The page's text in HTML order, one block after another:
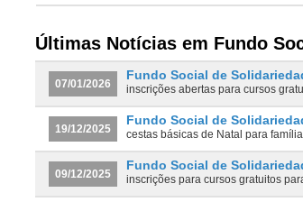
Últimas Notícias em Fundo
07/01/2026
Fundo Social de
inscrições abertas para cursos
19/12/2025
Fundo Social de
cestas básicas de Natal para
09/12/2025
Fundo Social de
inscrições para cursos gratuitos